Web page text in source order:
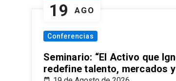
19 AGO
Conferencias
Seminario: “El Activo que
redefine talento, mercados